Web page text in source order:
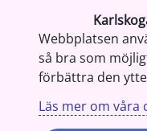
Webbplatsen
så bra som
förbättra den
Läs mer om våra